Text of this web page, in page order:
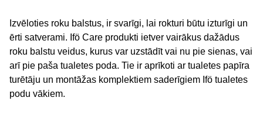
Izvēloties roku balstus, ir svarīgi, lai rokturi būtu izturīgi un
ērti satverami. Ifö Care produkti ietver vairākus dažādus
roku balstu veidus, kurus var uzstādīt vai nu pie sienas, vai
arī pie paša tualetes poda. Tie ir aprīkoti ar tualetes papīra
turētāju un montāžas komplektiem saderīgiem Ifö tualetes
podu vākiem.